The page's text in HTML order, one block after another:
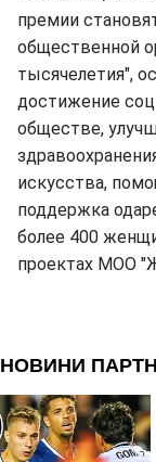
премии
общественной
тысячелетия",
достижение
обществе,
искусства,
поддержка
более 400
проектах МОО